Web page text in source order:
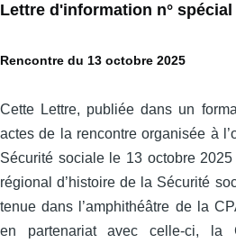
Lettre d'information n° spécial
Rencontre du 13 octobre 2025
Cette Lettre, publiée dans un
actes de la rencontre organisée à
Sécurité sociale le 13 octobre
régional d’histoire de la Sécurité
tenue dans l’amphithéâtre de la
en partenariat avec celle‑ci, la